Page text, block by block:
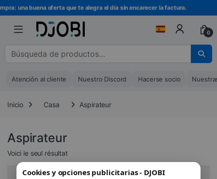
Cookies y opciones publicitarias - DJOBI
Ir a la navegación
Ir al contenido
una buena oferta que te alegra el día sin encarecer la factura.
0
Buscar :
Atención al cliente Nuestro Discord Hacerse socio
Inicio Casa Aspirateur
Aspirateur
Voici le seul résultat